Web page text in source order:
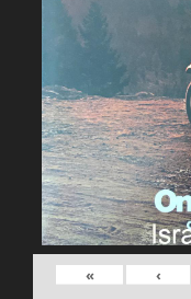
›
»